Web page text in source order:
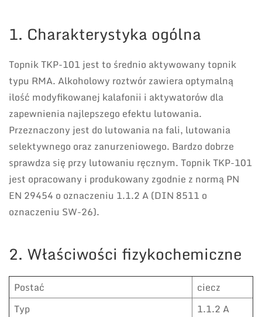
1. Charakterystyka ogólna
Topnik TKP-101 jest to średnio aktywowany topnik
typu RMA. Alkoholowy roztwór zawiera optymalną
ilość modyfikowanej kalafonii i aktywatorów dla
zapewnienia najlepszego efektu lutowania.
Przeznaczony jest do lutowania na fali, lutowania
selektywnego oraz zanurzeniowego. Bardzo dobrze
sprawdza się przy lutowaniu ręcznym. Topnik TKP-101
jest opracowany i produkowany zgodnie z normą PN
EN 29454 o oznaczeniu 1.1.2 A (DIN 8511 o
oznaczeniu SW-26).
2. Właściwości fizykochemiczne
Postać
ciecz
Typ
1.1.2 A